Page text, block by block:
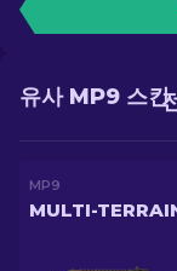
유사 MP9 스킨
MP9
MULTI-